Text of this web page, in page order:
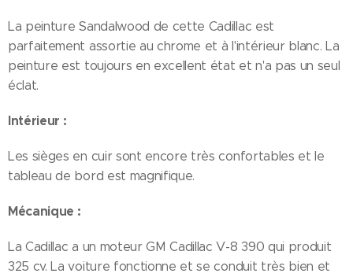
La peinture Sandalwood de cette Cadillac est
parfaitement assortie au chrome et à l'intérieur blanc. La
peinture est toujours en excellent état et n'a pas un seul
éclat.
Intérieur :
Les sièges en cuir sont encore très confortables et le
tableau de bord est magnifique.
Mécanique :
La Cadillac a un moteur GM Cadillac V-8 390 qui produit
325 cv. La voiture fonctionne et se conduit très bien et